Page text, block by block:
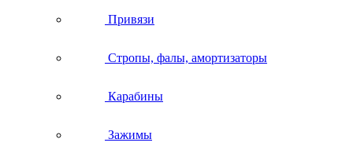
Привязи
Стропы, фалы, амортизаторы
Карабины
Зажимы